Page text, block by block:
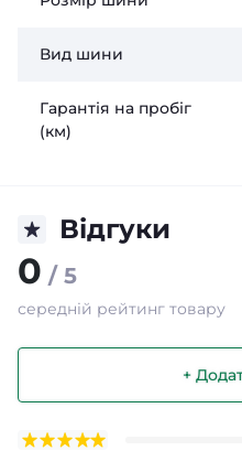
Вид шини
Гарантія на пробіг
(км)
Відгуки
0 / 5
середній рейтинг товару
+